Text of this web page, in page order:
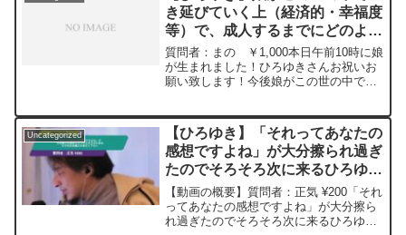
ル登録をよろしくお願いします。
をよろしくお願いします。
き延びていく上（経済的・幸福度
等）で、成人するまでにどのよう
な教育を家庭内でしていけばいい
と思いますか？？ー ひろゆき切
り抜き 20240310
質問者：まの ￥1,000本日午前10時に娘
が生まれました！ひろゆきさんお祝いお
願い致します！今後娘がこの世の中で生
庭内でしていけばいいと思いますか？？
元動画：パートタイム、フルタイム、エ
クストラタイム。Nina Blancaを呑みなが
ら 2024/03/10 D21
https://www.youtube.com/watch?
v=wBbQ9cp_Mx8***************************
***************ひろゆきさんの動画で、寄
せられた質問について、一問一答形式に
Uncategorized
【ひろゆき】「それってあなたの
感想ですよね」が大分擦られ過ぎ
たのでそろそろ次に来るひろゆき
氏構文を教えて下さいー ひろゆ
き切り抜き 20241107
【動画の概要】質問者：正気 ¥200「それ
ってあなたの感想ですよね」が大分擦ら
れ過ぎたのでそろそろ次に来るひろゆき